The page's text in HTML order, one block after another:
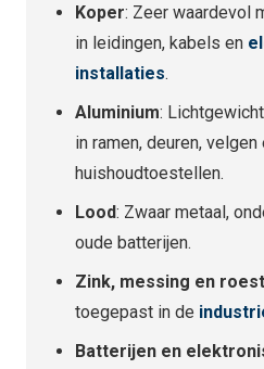
Koper: Zeer waardevol
in leidingen, kabels en
installaties.
Aluminium:
in ramen, deuren, velgen
huishoudtoestellen.
Lood: Zwaar metaal,
oude batterijen.
Zink, messing en
toegepast in de
Batterijen en